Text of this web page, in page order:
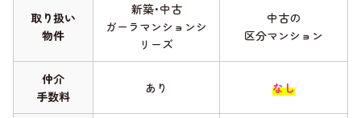
取り扱い
物件
新築･中古
ガーラマンションシ
リーズ
中古の
区分マンション
仲介
手数料
あり なし